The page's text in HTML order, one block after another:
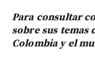
Para consultar
sobre sus temas
Colombia y el